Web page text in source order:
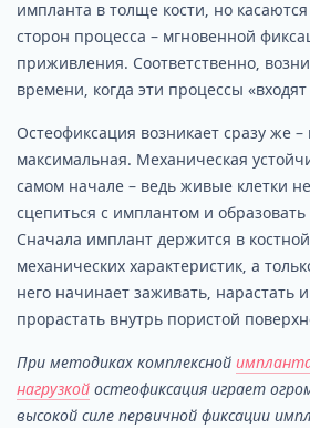
импланта в толще кости, но
сторон процесса – мгновенной
приживления. Соответственно,
времени, когда эти процессы «входят
Остеофиксация возникает сразу же
максимальная. Механическая
самом начале – ведь живые клетки
сцепиться с имплантом и
Сначала имплант держится в
механических характеристик, а
него начинает заживать, нарастать
прорастать внутрь пористой
При методиках комплексной
нагрузкой остеофиксация играет
высокой силе первичной фиксации